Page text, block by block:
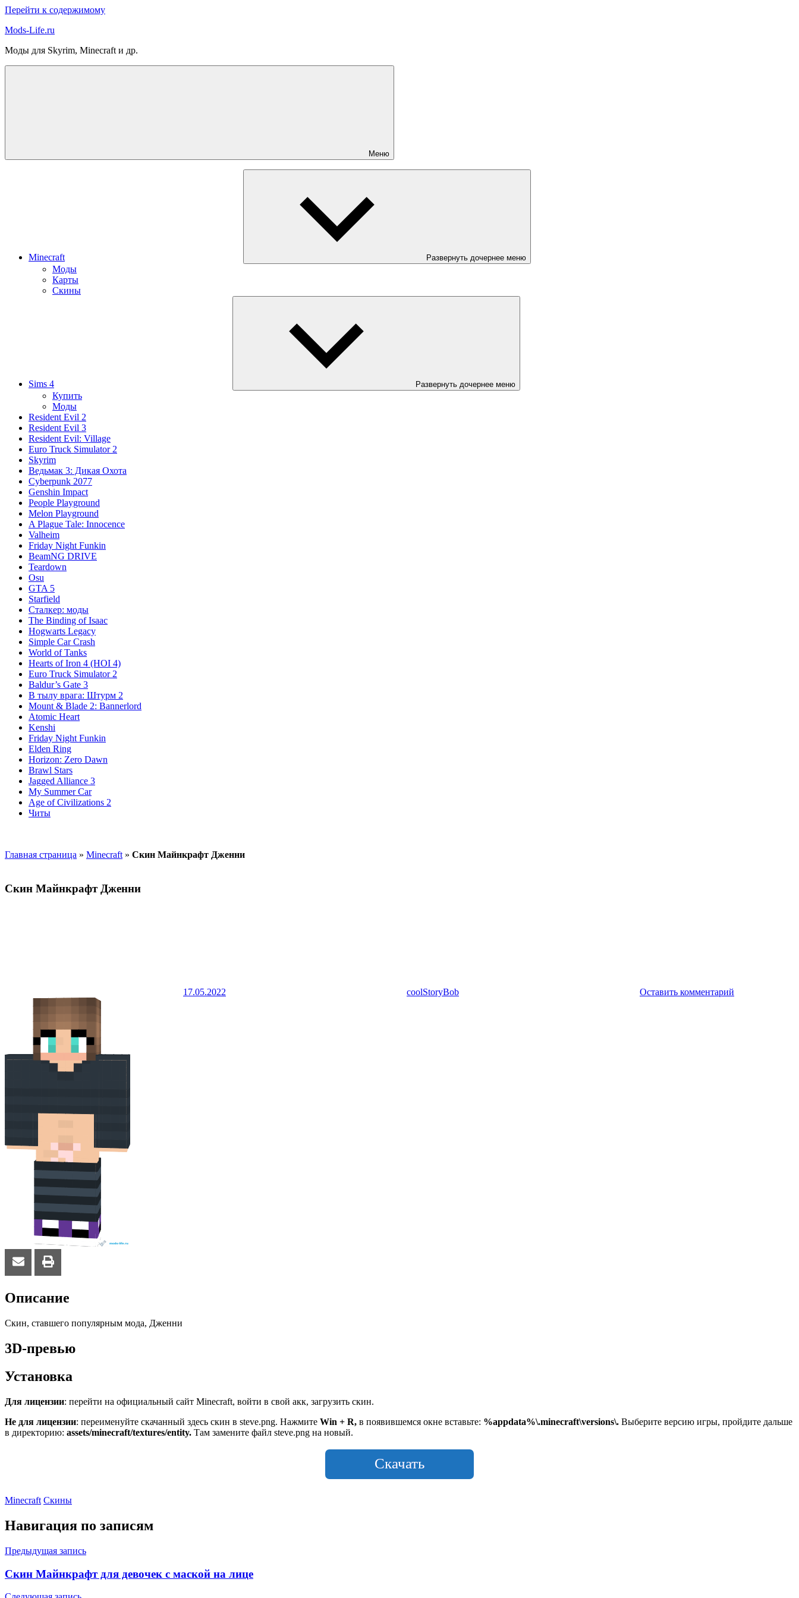
Перейти к содержимому
Mods-Life.ru
Моды для Skyrim, Minecraft и др.
Меню
Minecraft Развернуть дочернее меню
Моды
Карты
Скины
Sims 4 Развернуть дочернее меню
Купить
Моды
Resident Evil 2
Resident Evil 3
Resident Evil: Village
Euro Truck Simulator 2
Skyrim
Ведьмак 3: Дикая Охота
Cyberpunk 2077
Genshin Impact
People Playground
Melon Playground
A Plague Tale: Innocence
Valheim
Friday Night Funkin
BeamNG DRIVE
Teardown
Osu
GTA 5
Starfield
Сталкер: моды
The Binding of Isaac
Hogwarts Legacy
Simple Car Crash
World of Tanks
Hearts of Iron 4 (HOI 4)
Euro Truck Simulator 2
Baldur’s Gate 3
В тылу врага: Штурм 2
Mount & Blade 2: Bannerlord
Atomic Heart
Kenshi
Friday Night Funkin
Elden Ring
Horizon: Zero Dawn
Brawl Stars
Jagged Alliance 3
My Summer Car
Age of Civilizations 2
Читы
Главная страница » Minecraft » Скин Майнкрафт Дженни
Скин Майнкрафт Дженни
17.05.2022 coolStoryBob Оставить комментарий
Описание
Скин, ставшего популярным мода, Дженни
3D-превью
Установка
Для лицензии: перейти на официальный сайт Minecraft, войти в свой акк, загрузить скин.
Не для лицензии: переименуйте скачанный здесь скин в steve.png. Нажмите Win + R, в появившемся окне вставьте: %appdata%\.minecraft\versions\. Выберите версию игры, пройдите дальше
в директорию: assets/minecraft/textures/entity. Там замените файл steve.png на новый.
Скачать
Minecraft Скины
Навигация по записям
Предыдущая запись
Скин Майнкрафт для девочек с маской на лице